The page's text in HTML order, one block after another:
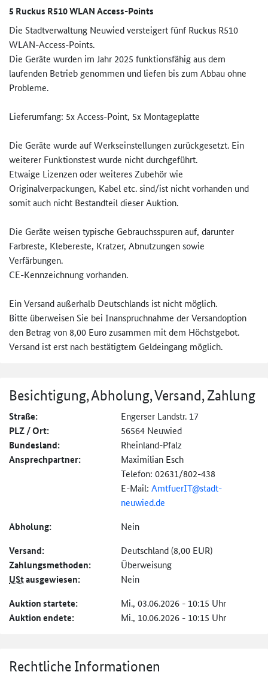
5 Ruckus R510 WLAN Access-Points
Die Stadtverwaltung Neuwied versteigert fünf Ruckus R510
WLAN-Access-Points.
Die Geräte wurden im Jahr 2025 funktionsfähig aus dem
laufenden Betrieb genommen und liefen bis zum Abbau ohne
Probleme.
Lieferumfang: 5x Access-Point, 5x Montageplatte
Die Geräte wurde auf Werkseinstellungen zurückgesetzt. Ein
weiterer Funktionstest wurde nicht durchgeführt.
Etwaige Lizenzen oder weiteres Zubehör wie
Originalverpackungen, Kabel etc. sind/ist nicht vorhanden und
somit auch nicht Bestandteil dieser Auktion.
Die Geräte weisen typische Gebrauchsspuren auf, darunter
Farbreste, Klebereste, Kratzer, Abnutzungen sowie
Verfärbungen.
CE-Kennzeichnung vorhanden.
Ein Versand außerhalb Deutschlands ist nicht möglich.
Bitte überweisen Sie bei Inanspruchnahme der Versandoption
den Betrag von 8,00 Euro zusammen mit dem Höchstgebot.
Versand ist erst nach bestätigtem Geldeingang möglich.
Besichtigung, Abholung, Versand, Zahlung
Straße: Engerser Landstr. 17
PLZ / Ort: 56564 Neuwied
Bundesland: Rheinland-Pfalz
Ansprechpartner:
Maximilian Esch
Telefon: 02631/802-438
E-Mail: AmtfuerIT@stadt-
neuwied.de
Abholung: Nein
Versand: Deutschland (8,00 EUR)
Zahlungs­methoden: Überweisung
UStausgewiesen: Nein
Auktion startete: Mi., 03.06.2026 - 10:15 Uhr
Auktion endete: Mi., 10.06.2026 - 10:15 Uhr
Rechtliche Informationen